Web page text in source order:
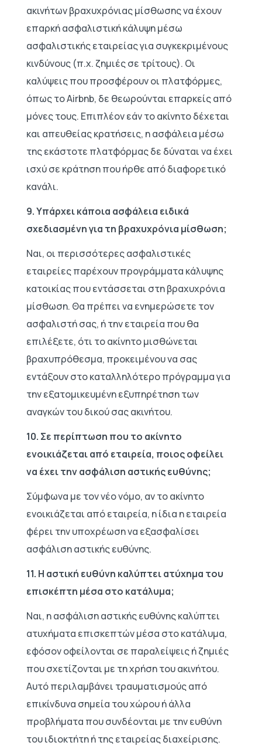
ακινήτων βραχυχρόνιας μίσθωσης να έχουν
επαρκή ασφαλιστική κάλυψη μέσω
ασφαλιστικής εταιρείας για συγκεκριμένους
κινδύνους (π.χ. ζημιές σε τρίτους). Οι
καλύψεις που προσφέρουν οι πλατφόρμες,
όπως το Airbnb, δε θεωρούνται επαρκείς από
μόνες τους. Επιπλέον εάν το ακίνητο δέχεται
και απευθείας κρατήσεις, η ασφάλεια μέσω
της εκάστοτε πλατφόρμας δε δύναται να έχει
ισχύ σε κράτηση που ήρθε από διαφορετικό
κανάλι.
9. Υπάρχει κάποια ασφάλεια ειδικά
σχεδιασμένη για τη βραχυχρόνια μίσθωση;
Ναι, οι περισσότερες ασφαλιστικές
εταιρείες παρέχουν προγράμματα κάλυψης
κατοικίας που εντάσσεται στη βραχυχρόνια
μίσθωση. Θα πρέπει να ενημερώσετε τον
ασφαλιστή σας, ή την εταιρεία που θα
επιλέξετε, ότι το ακίνητο μισθώνεται
βραχυπρόθεσμα, προκειμένου να σας
εντάξουν στο καταλληλότερο πρόγραμμα για
την εξατομικευμένη εξυπηρέτηση των
αναγκών του δικού σας ακινήτου.
10. Σε περίπτωση που το ακίνητο
ενοικιάζεται από εταιρεία, ποιος οφείλει
να έχει την ασφάλιση αστικής ευθύνης;
Σύμφωνα με τον νέο νόμο, αν το ακίνητο
ενοικιάζεται από εταιρεία, η ίδια η εταιρεία
φέρει την υποχρέωση να εξασφαλίσει
ασφάλιση αστικής ευθύνης.
11. Η αστική ευθύνη καλύπτει ατύχημα του
επισκέπτη μέσα στο κατάλυμα;
Ναι, η ασφάλιση αστικής ευθύνης καλύπτει
ατυχήματα επισκεπτών μέσα στο κατάλυμα,
εφόσον οφείλονται σε παραλείψεις ή ζημιές
που σχετίζονται με τη χρήση του ακινήτου.
Αυτό περιλαμβάνει τραυματισμούς από
επικίνδυνα σημεία του χώρου ή άλλα
προβλήματα που συνδέονται με την ευθύνη
του ιδιοκτήτη ή της εταιρείας διαχείρισης.